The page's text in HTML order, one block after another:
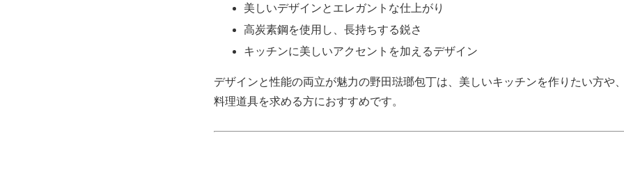
美しいデザインとエレガントな仕上がり
高炭素鋼を使用し、長持ちする鋭さ
キッチンに美しいアクセントを加えるデザイン
デザインと性能の両立が魅力の野田琺瑯包丁は、美しいキッチンを作りたい方や
料理道具を求める方におすすめです。